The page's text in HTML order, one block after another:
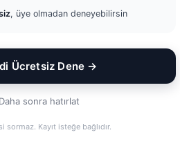
, üye olmadan deneyebilirsin
Ücretsiz Dene →
Daha sonra hatırlat
sormaz. Kayıt isteğe bağlıdır.
Hukuku